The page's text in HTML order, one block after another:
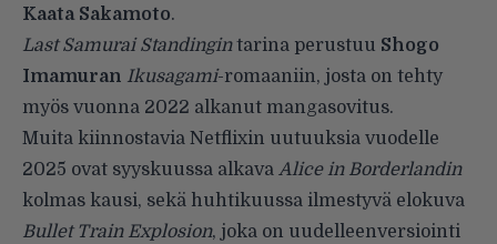
Kaata Sakamoto.
Last Samurai Standingintarina perustuu Shogo
Imamuran Ikusagami-romaaniin, josta on tehty
myös vuonna 2022 alkanut mangasovitus.
Muita kiinnostavia Netflixin uutuuksia vuodelle
2025 ovat syyskuussa alkava Alice in Borderlandin
kolmas kausi, sekä huhtikuussa ilmestyvä elokuva
Bullet Train Explosion, joka on uudelleenversiointi